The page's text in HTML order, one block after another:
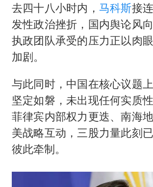
去四十八小时内， 马科斯接
发性政治挫折，国内舆论风
执政团队承受的压力正以肉
加剧。
与此同时，中国在核心议题
坚定如磐，未出现任何实质性
菲律宾内部权力更迭、南海
美战略互动，三股力量此刻已
彼此牵制。